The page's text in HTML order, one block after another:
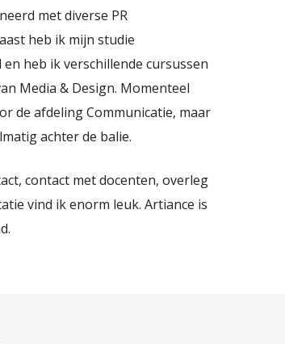
met diverse PR
heb ik mijn studie
heb ik verschillende cursussen
Media & Design. Momenteel
de afdeling Communicatie, maar
achter de balie.
contact met docenten, overleg
vind ik enorm leuk. Artiance is